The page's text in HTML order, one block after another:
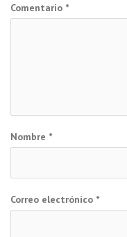
Comentario *
Nombre *
Correo electrónico *